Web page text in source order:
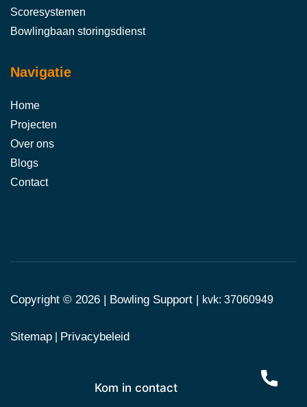
Kom in contact
Scoresystemen
Bowlingbaan storingsdienst
Navigatie
Home
Projecten
Over ons
Blogs
Contact
Copyright © 2026 | Bowling Support | kvk: 37060949
Sitemap Privacybeleid